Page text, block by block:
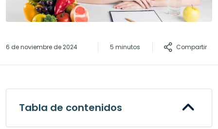
6 de noviembre de 2024 5 minutos Compartir
Tabla de contenidos